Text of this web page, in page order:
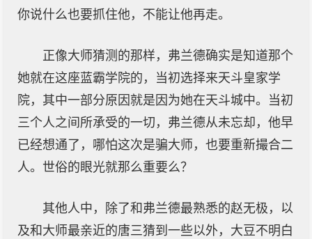
你说什么也要抓住他，不能让他再走。
正像大师猜测的那样，弗兰德确实是知道那个
她就在这座蓝霸学院的，当初选择来天斗皇家学
院，其中一部分原因就是因为她在天斗城中。当初
三个人之间所承受的一切，弗兰德从未忘却，他早
已经想通了，哪怕这次是骗大师，也要重新撮合二
人。世俗的眼光就那么重要么？
其他人中，除了和弗兰德最熟悉的赵无极，以
及和大师最亲近的唐三猜到一些以外，大豆不明白